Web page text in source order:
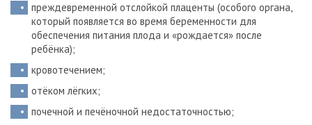
преждевременной отслойкой плаценты (особого органа,
который появляется во время беременности для
обеспечения питания плода и «рождается» после
ребёнка);
кровотечением;
отёком лёгких;
почечной и печёночной недостаточностью;